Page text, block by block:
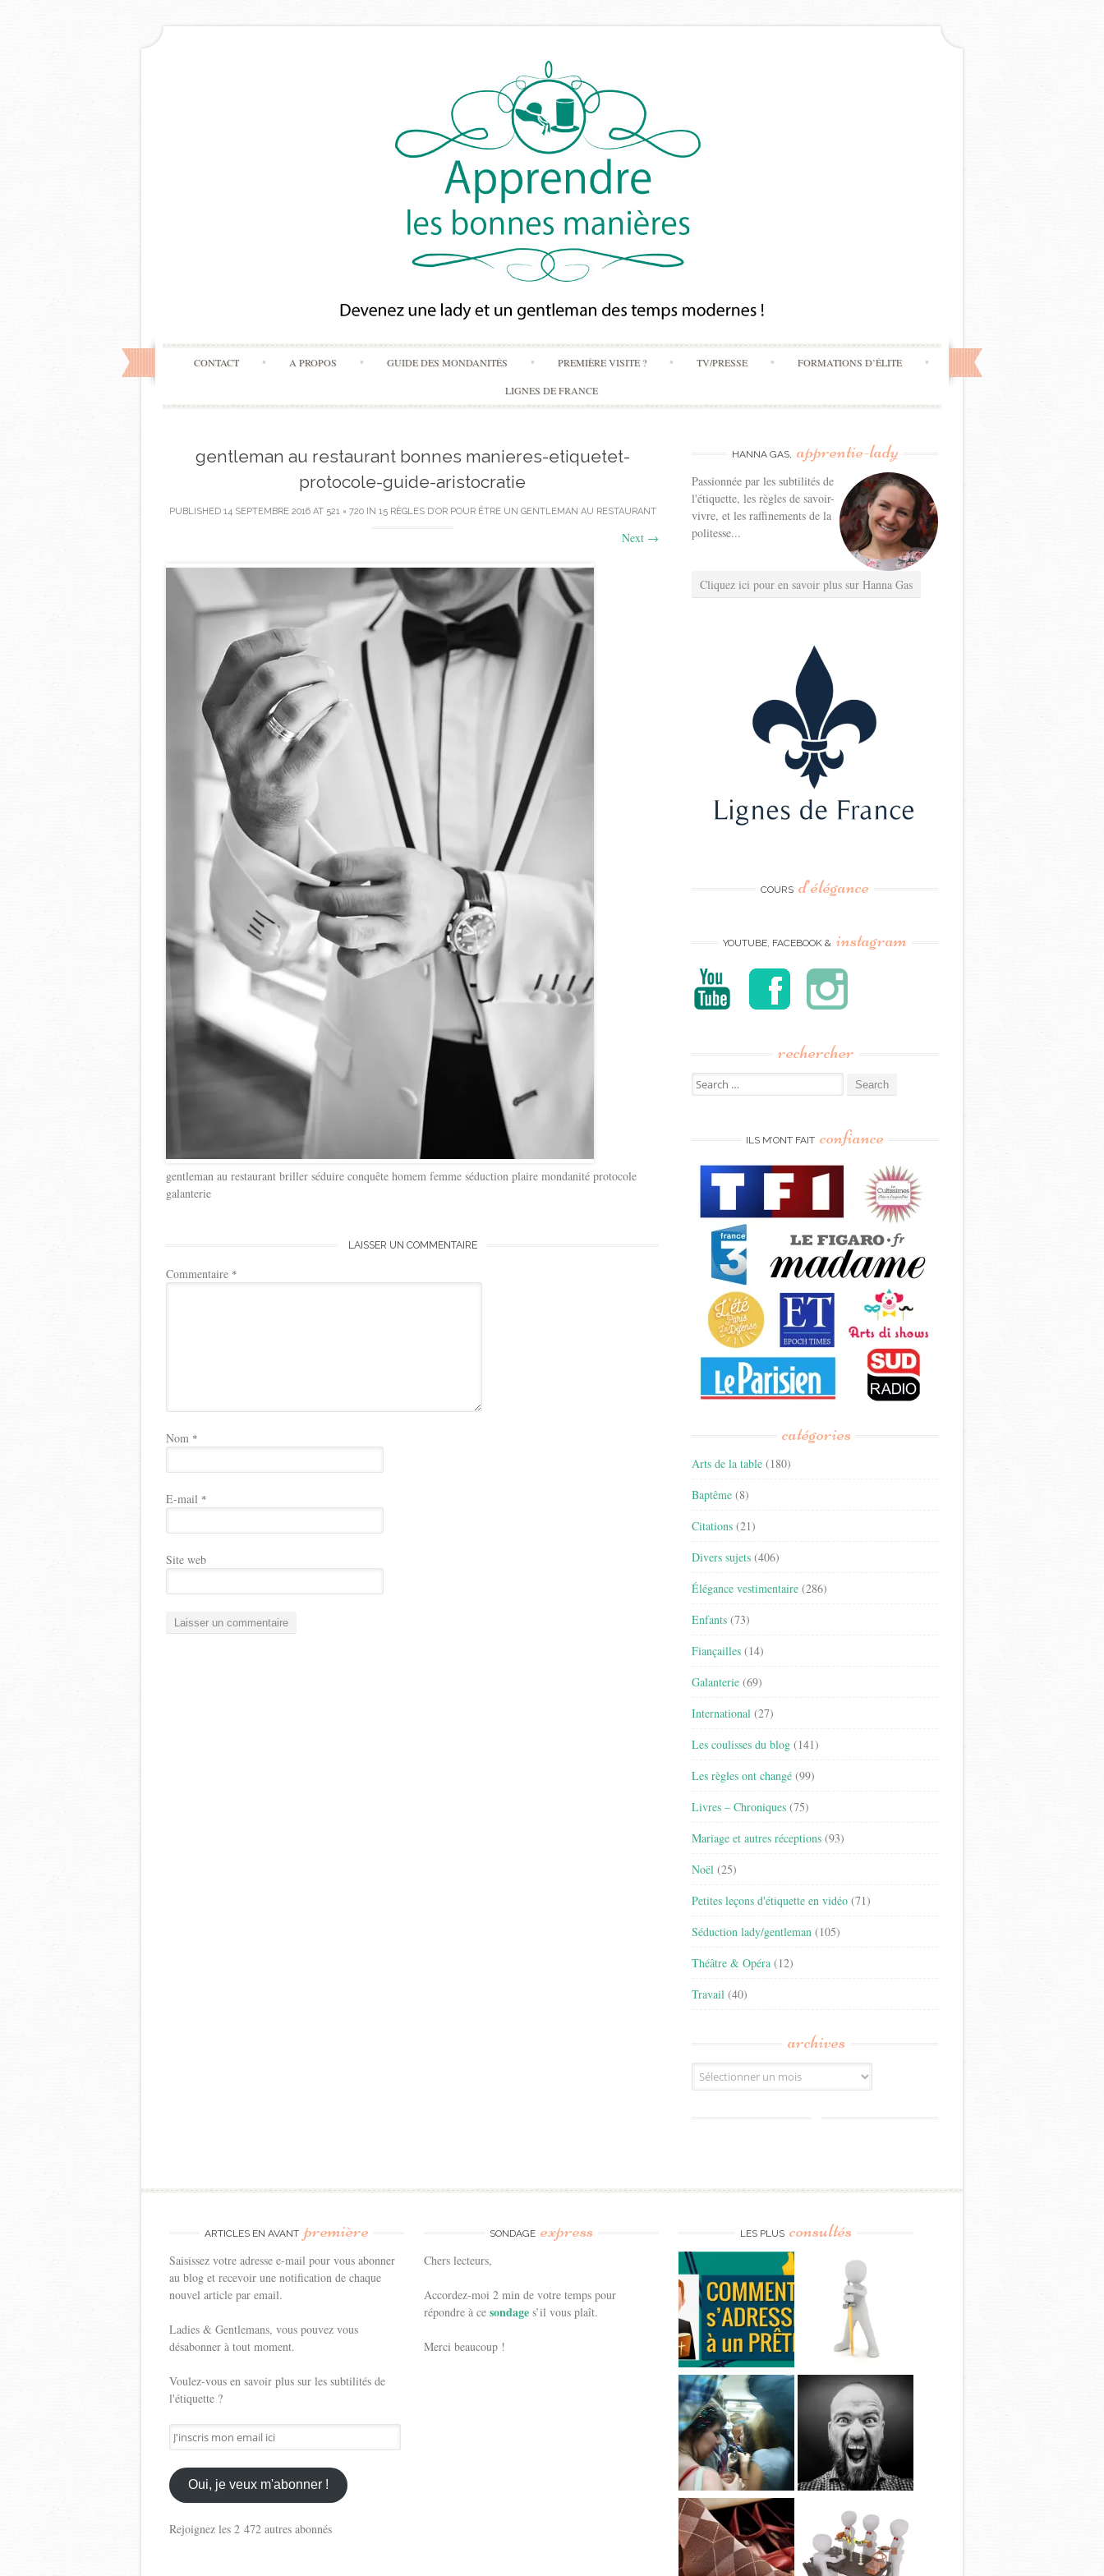
Skip
to
content
CONTACT A PROPOS GUIDE DES MONDANITÉS PREMIÈRE VISITE ? TV/PRESSE FORMATIONS D’ÉLITE
LIGNES DE FRANCE
gentleman au restaurant bonnes manieres-etiquetet-
protocole-guide-aristocratie
PUBLISHED 14 SEPTEMBRE 2016AT 521 × 720IN 15 RÈGLES D’OR POUR ÊTRE UN GENTLEMAN AU RESTAURANT
Next →
gentleman au restaurant briller séduire conquête homem femme séduction plaire mondanité protocole
galanterie
LAISSER UN COMMENTAIRE
Commentaire *
Nom *
E-mail *
Site web
HANNA GAS, apprentie-lady
Passionnée par les subtilités de
l'étiquette, les règles de savoir-
vivre, et les raffinements de la
politesse...
Cliquez ici pour en savoir plus sur Hanna Gas
COURS d’élégance
YOUTUBE, FACEBOOK & instagram
rechercher
Search
for:
ILS M’ONT FAIT confiance
catégories
Arts de la table (180)
Baptême (8)
Citations (21)
Divers sujets (406)
Élégance vestimentaire (286)
Enfants (73)
Fiançailles (14)
Galanterie (69)
International (27)
Les coulisses du blog (141)
Les règles ont changé (99)
Livres – Chroniques (75)
Mariage et autres réceptions (93)
Noël (25)
Petites leçons d'étiquette en vidéo (71)
Séduction lady/gentleman (105)
Théâtre & Opéra (12)
Travail (40)
archives
Archives
ARTICLES EN AVANT première
Saisissez votre adresse e-mail pour vous abonner
au blog et recevoir une notification de chaque
nouvel article par email.
Ladies & Gentlemans, vous pouvez vous
désabonner à tout moment.
Voulez-vous en savoir plus sur les subtilités de
l'étiquette ?
J'inscris
mon
email
ici
Oui, je veux m'abonner !
Rejoignez les 2 472 autres abonnés
SONDAGE express
Chers lecteurs,
Accordez-moi 2 min de votre temps pour
répondre à cesondages’il vous plaît.
Merci beaucoup !
LES PLUS consultés